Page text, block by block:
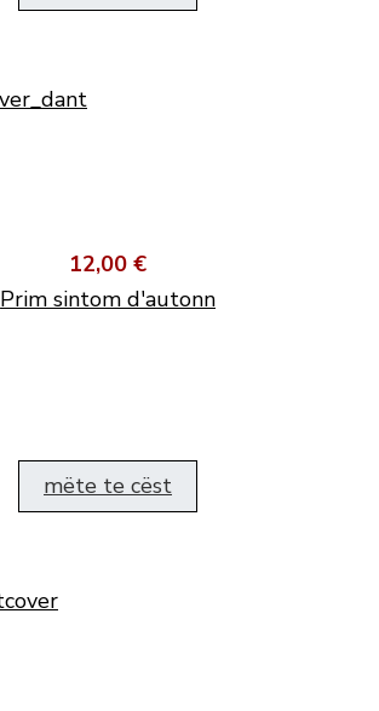
12,00 €
Prim sintom d'autonn
mëte te cëst